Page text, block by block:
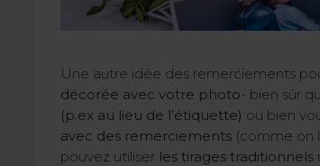
Une autre idée des remerciements
décorée avec votre photo- bien sûr
(p.ex au lieu de l’étiquette) ou bien
avec des remerciements (comme on
pouvez utiliser les tirages traditionnels